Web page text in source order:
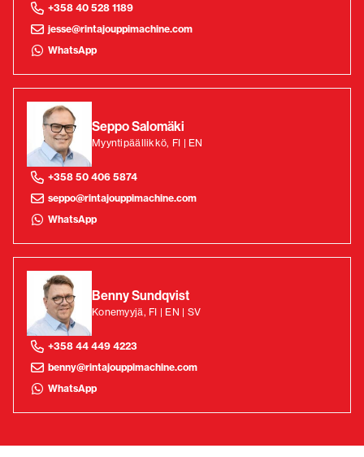
+358 40 528 1189
jesse@rintajouppimachine.com
WhatsApp
Seppo Salomäki
Myyntipäällikkö, FI | EN
+358 50 406 5874
seppo@rintajouppimachine.com
WhatsApp
Benny Sundqvist
Konemyyjä, FI | EN | SV
+358 44 449 4223
benny@rintajouppimachine.com
WhatsApp